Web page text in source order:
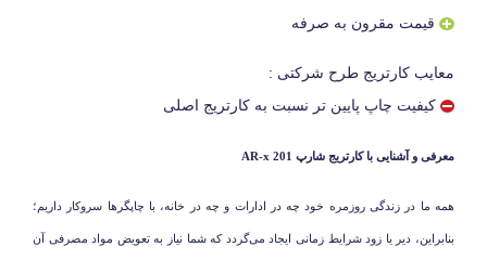
قیمت مقرون به صرفه
معایب کارتریج طرح شرکتی :
کیفیت چاپ پایین تر نسبت به کارتریج اصلی
معرفی و آشنایی با کارتریج شارپ
همه ما در زندگی روزمره خود چه در ادارات و چه در خانه، با چاپگرها سروکار داریم؛
بنابراین، دیر یا زود شرایط زمانی ایجاد می‌گردد که شما نیاز به تعویض مواد مصرفی آن